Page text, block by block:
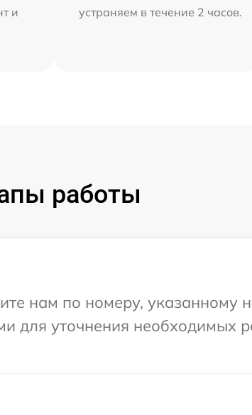
и
устраняем в течение 2 часов.
работы
нам по номеру, указанному
для уточнения необходимых